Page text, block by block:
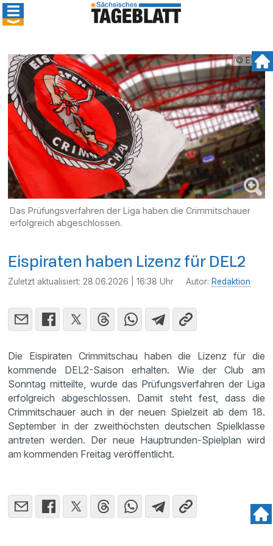
© ETC
Das Prüfungsverfahren der Liga haben die Crimmitschauer
erfolgreich abgeschlossen.
Eispiraten haben Lizenz für DEL2
Zuletzt aktualisiert: 28.06.2026 | 16:38 Uhr Autor: Redaktion
Die Eispiraten Crimmitschau haben die Lizenz für die
kommende DEL2-Saison erhalten. Wie der Club am
Sonntag mitteilte, wurde das Prüfungsverfahren der Liga
erfolgreich abgeschlossen. Damit steht fest, dass die
Crimmitschauer auch in der neuen Spielzeit ab dem 18.
September in der zweithöchsten deutschen Spielklasse
antreten werden. Der neue Hauptrunden-Spielplan wird
am kommenden Freitag veröffentlicht.